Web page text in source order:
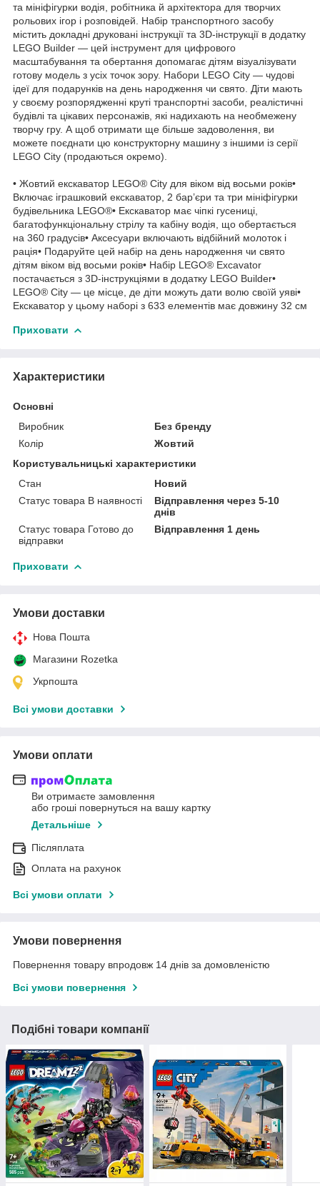
та мініфігурки водія, робітника й архітектора для творчих
рольових ігор і розповідей. Набір транспортного засобу
містить докладні друковані інструкції та 3D-інструкції в додатку
LEGO Builder — цей інструмент для цифрового
масштабування та обертання допомагає дітям візуалізувати
готову модель з усіх точок зору. Набори LEGO City — чудові
ідеї для подарунків на день народження чи свято. Діти мають
у своєму розпорядженні круті транспортні засоби, реалістичні
будівлі та цікавих персонажів, які надихають на необмежену
творчу гру. А щоб отримати ще більше задоволення, ви
можете поєднати цю конструкторну машину з іншими із серії
LEGO City (продаються окремо).
• Жовтий екскаватор LEGO® City для віком від восьми років•
Включає іграшковий екскаватор, 2 бар’єри та три мініфігурки
будівельника LEGO®• Екскаватор має чіпкі гусениці,
багатофункціональну стрілу та кабіну водія, що обертається
на 360 градусів• Аксесуари включають відбійний молоток і
рація• Подаруйте цей набір на день народження чи свято
дітям віком від восьми років• Набір LEGO® Excavator
постачається з 3D-інструкціями в додатку LEGO Builder•
LEGO® City — це місце, де діти можуть дати волю своїй уяві•
Екскаватор у цьому наборі з 633 елементів має довжину 32 см
Приховати
Характеристики
Основні
Виробник
Без бренду
Колір
Жовтий
Користувальницькі характеристики
Стан
Новий
Статус товара В наявності
Відправлення через 5-10
днів
Статус товара Готово до
відправки
Відправлення 1 день
Приховати
Умови доставки
Нова Пошта
Магазини Rozetka
Укрпошта
Всі умови доставки
Умови оплати
Ви отримаєте замовлення
або гроші повернуться на вашу картку
Детальніше
Післяплата
Оплата на рахунок
Всі умови оплати
Умови повернення
Повернення товару впродовж 14 днів за домовленістю
Всі умови повернення
Подібні товари компанії